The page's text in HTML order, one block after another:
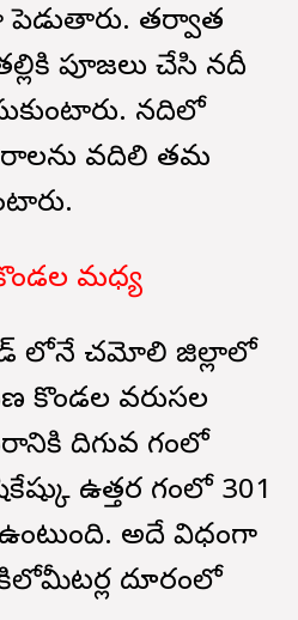
పెడుతారు. తర్వాత
పూజలు చేసి నదీ
నదిలో
వదిలి తమ
మధ్య
లోనే చమోలి జిల్లాలో
కొండల వరుసల
దిగువ భాగంలో
ఉత్తర భాగంలో 301
అదే విధంగా
కిలోమీటర్ల దూరంలో